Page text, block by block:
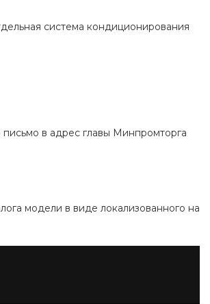
система кондиционирования
в адрес главы Минпромторга
модели в виде локализованного на